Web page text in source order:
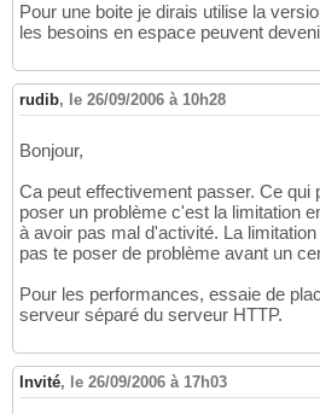
Pour une boite je dirais utilise la
les besoins en espace peuvent
rudib, le 26/09/2006 à 10h28
Bonjour,
Ca peut effectivement passer. Ce qui
poser un problème c'est la limitation
à avoir pas mal d'activité. La
pas te poser de problème avant un
Pour les performances, essaie de
serveur séparé du serveur HTTP.
Invité, le 26/09/2006 à 17h03